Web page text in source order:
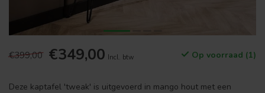
€399,00 €349,00 Incl. btw Op voorraad (1)
Deze kaptafel 'tweak' is uitgevoerd in mango hout met een